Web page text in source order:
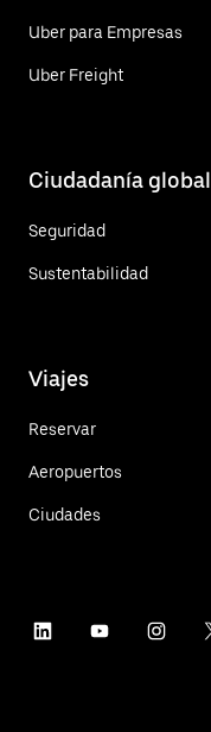
Uber para Empresas
Uber Freight
Ciudadanía global
Seguridad
Sustentabilidad
Viajes
Reservar
Aeropuertos
Ciudades